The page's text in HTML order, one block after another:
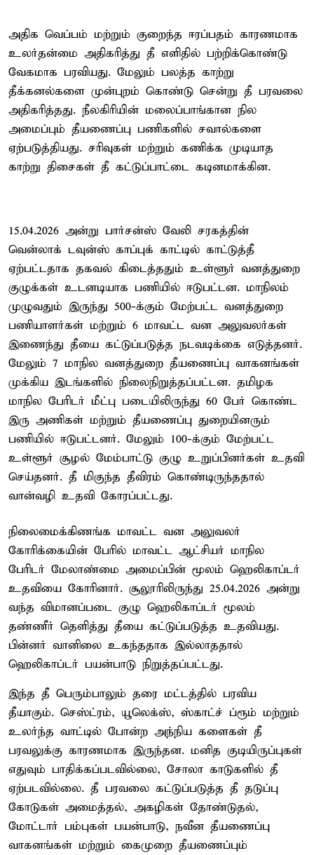
அதிக வெப்பம் மற்றும் குறைந்த ஈரப்பதம் காரணமாக
உலர்தன்மை அதிகரித்து தீ எளிதில் பற்றிக்கொண்டு
வேகமாக பரவியது. மேலும் பலத்த காற்று
தீக்கனல்களை முன்புறம் கொண்டு சென்று தீ பரவலை
அதிகரித்தது. நீலகிரியின் மலைப்பாங்கான நில
அமைப்பும் தீயணைப்பு பணிகளில் சவால்களை
ஏற்படுத்தியது. சரிவுகள் மற்றும் கணிக்க முடியாத
காற்று திசைகள் தீ கட்டுப்பாட்டை கடினமாக்கின.
15.04.2026 அன்று பார்சன்ஸ் வேலி சரகத்தின்
வென்லாக் டவுன்ஸ் காப்புக் காட்டில் காட்டுத்தீ
ஏற்பட்டதாக தகவல் கிடைத்ததும் உள்ளூர் வனத்துறை
குழுக்கள் உடனடியாக பணியில் ஈடுபட்டன. மாநிலம்
முழுவதும் இருந்து 500-க்கும் மேற்பட்ட வனத்துறை
பணியாளர்கள் மற்றும் 6 மாவட்ட வன அலுவலர்கள்
இணைந்து தீயை கட்டுப்படுத்த நடவடிக்கை எடுத்தனர்.
மேலும் 7 மாநில வனத்துறை தீயணைப்பு வாகனங்கள்
முக்கிய இடங்களில் நிலைநிறுத்தப்பட்டன. தமிழக
மாநில பேரிடர் மீட்பு படையிலிருந்து 60 பேர் கொண்ட
இரு அணிகள் மற்றும் தீயணைப்பு துறையினரும்
பணியில் ஈடுபட்டனர். மேலும் 100-க்கும் மேற்பட்ட
உள்ளூர் சூழல் மேம்பாட்டு குழு உறுப்பினர்கள் உதவி
செய்தனர். தீ மிகுந்த தீவிரம் கொண்டிருந்ததால்
வான்வழி உதவி கோரப்பட்டது.
நிலைமைக்கிணங்க மாவட்ட வன அலுவலர்
கோரிக்கையின் பேரில் மாவட்ட ஆட்சியர் மாநில
பேரிடர் மேலாண்மை அமைப்பின் மூலம் ஹெலிகாப்டர்
உதவியை கோரினார். சூலூரிலிருந்து 25.04.2026 அன்று
வந்த விமானப்படை குழு ஹெலிகாப்டர் மூலம்
தண்ணீர் தெளித்து தீயை கட்டுப்படுத்த உதவியது.
பின்னர் வானிலை உகந்ததாக இல்லாததால்
ஹெலிகாப்டர் பயன்பாடு நிறுத்தப்பட்டது.
இந்த தீ பெரும்பாலும் தரை மட்டத்தில் பரவிய
தீயாகும். செஸ்ட்ரம், யூலெக்ஸ், ஸ்காட்ச் ப்ரூம் மற்றும்
உலர்ந்த வாட்டில் போன்ற அந்நிய களைகள் தீ
பரவலுக்கு காரணமாக இருந்தன. மனித குடியிருப்புகள்
எதுவும் பாதிக்கப்படவில்லை, சோலா காடுகளில் தீ
ஏற்படவில்லை. தீ பரவலை கட்டுப்படுத்த தீ தடுப்பு
கோடுகள் அமைத்தல், அகழிகள் தோண்டுதல்,
மோட்டார் பம்புகள் பயன்பாடு, நவீன தீயணைப்பு
வாகனங்கள் மற்றும் கைமுறை தீயணைப்பும்